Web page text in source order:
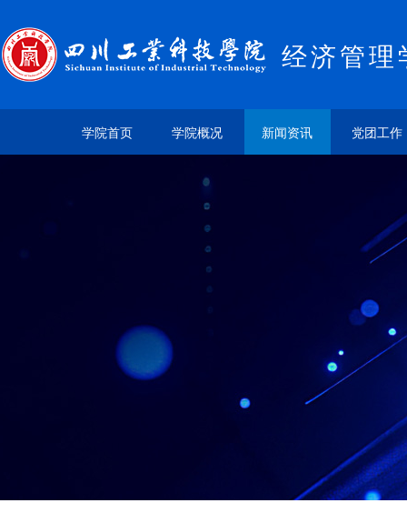
经济管理
学院首页 学院概况 新闻资讯 党团工作